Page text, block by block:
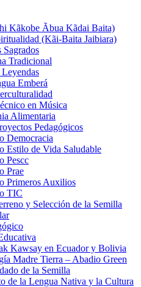
Kãkobe Ãbua Kãdai Baita)
(Kãi-Baita Jaibiara)
Sagrados
Tradicional
Emberá
en Música
Alimentaria
Pedagógicos
Democracia
Estilo de Vida Saludable
Pescc
Prae
Primeros Auxilios
TIC
y Selección de la Semilla
Kawsay en Ecuador y Bolivia
Madre Tierra – Abadio Green
de la Semilla
de la Lengua Nativa y la Cultura